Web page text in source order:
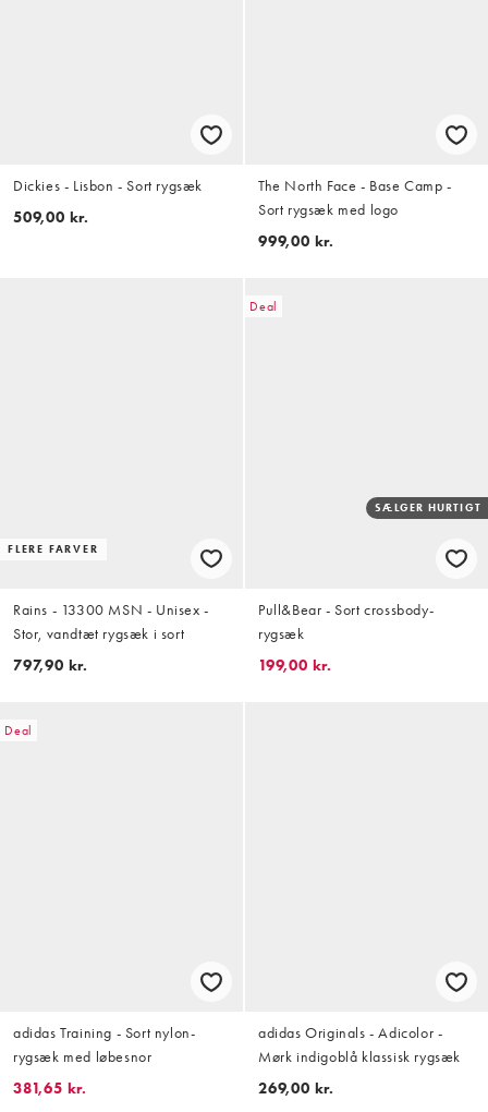
Dickies - Lisbon - Sort rygsæk
509,00 kr.
The North Face - Base Camp -
Sort rygsæk med logo
999,00 kr.
FLERE FARVER
Rains - 13300 MSN - Unisex -
Stor, vandtæt rygsæk i sort
797,90 kr.
Deal
SÆLGER HURTIGT
Pull&Bear - Sort crossbody-
rygsæk
199,00 kr.
Deal
adidas Training - Sort nylon-
rygsæk med løbesnor
381,65 kr.
adidas Originals - Adicolor -
Mørk indigoblå klassisk rygsæk
269,00 kr.